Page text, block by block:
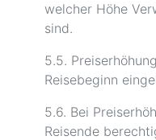
welcher Höhe
sind.
5.5.
Reisebeginn
5.6. Bei
Reisende